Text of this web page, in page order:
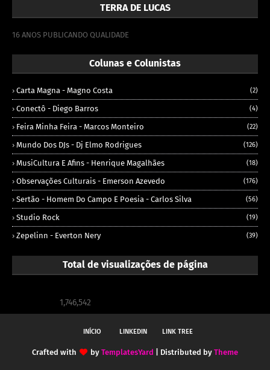
TERRA DE LUCAS
16 ANOS PUBLICANDO QUALIDADE
Colunas e Colunistas
Carta Magna - Magno Costa (2)
Conectô - Diego Barros (4)
Feira Minha Feira - Marcos Monteiro (22)
Mundo Dos DJs - Dj Elmo Rodrigues (126)
MusiCultura E Afins - Henrique Magalhães (18)
Observações Culturais - Emerson Azevedo (176)
Sertão - Homem Do Campo E Poesia - Carlos Silva (56)
Studio Rock (19)
Zepelinn - Everton Nery (39)
Total de visualizações de página
1,746,542
INÍCIO LINKEDIN LINK TREE
Crafted with by TemplatesYard | Distributed by Theme